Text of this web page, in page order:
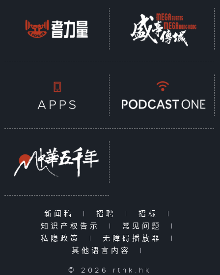
新闻稿 | 招聘 | 招标
|
知识产权告示
| 常见问题
|
私隐政策
| 无障碍播放器
|
其他语言内容
|
© 2026 rthk.hk